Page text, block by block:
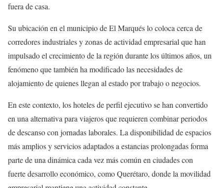
fuera de casa.
Su ubicación en el municipio de El Marqués lo coloca cerca de
corredores industriales y zonas de actividad empresarial que han
impulsado el crecimiento de la región durante los últimos años, un
fenómeno que también ha modificado las necesidades de
alojamiento de quienes llegan al estado por trabajo o negocios.
En este contexto, los hoteles de perfil ejecutivo se han convertido
en una alternativa para viajeros que requieren combinar periodos
de descanso con jornadas laborales. La disponibilidad de espacios
más amplios y servicios adaptados a estancias prolongadas forma
parte de una dinámica cada vez más común en ciudades con
fuerte desarrollo económico, como Querétaro, donde la movilidad